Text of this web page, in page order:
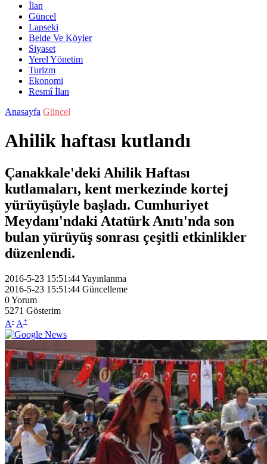
İlan
Güncel
Lapseki
Belde Ve Köyler
Siyaset
Yerel Yönetim
Turizm
Ekonomi
Resmî İlan
Anasayfa Güncel
Ahilik haftası kutlandı
Çanakkale'deki Ahilik Haftası
kutlamaları, kent merkezinde kortej
yürüyüşüyle başladı. Cumhuriyet
Meydanı'ndaki Atatürk Anıtı'nda son
bulan yürüyüş sonrası çeşitli etkinlikler
düzenlendi.
2016-5-23 15:51:44Yayınlanma
2016-5-23 15:51:44 Güncelleme
0Yorum
5271 Gösterim
A- A+